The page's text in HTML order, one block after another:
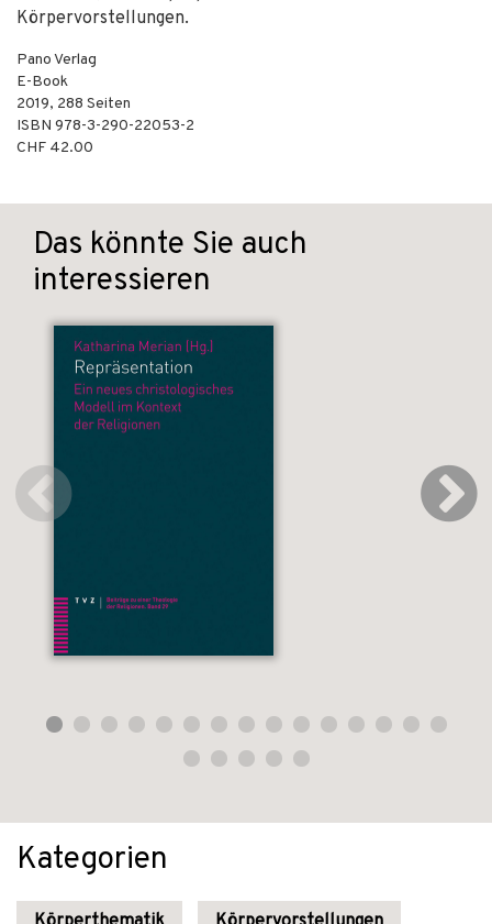
Körpervorstellungen.
Pano Verlag
E-Book
2019, 288 Seiten
ISBN 978-3-290-22053-2
CHF 42.00
Das könnte Sie auch
interessieren
Kategorien